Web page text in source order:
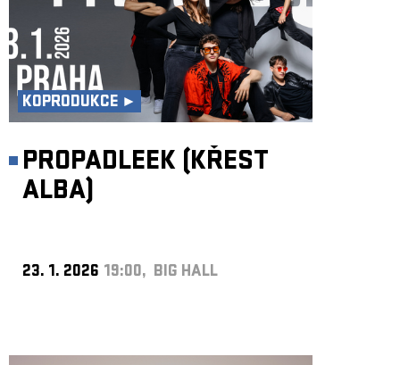
KOPRODUKCE ►
PROPADLEEK (KŘEST
ALBA)
23. 1. 2026 19:00, BIG HALL